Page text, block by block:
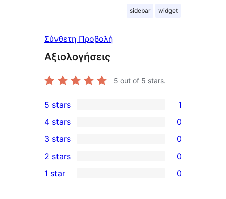
sidebar widget
Σύνθετη Προβολή
Αξιολογήσεις
5 out of 5 stars.
1
5-
star
review
5 stars 1
4-
star
reviews
4 stars 0
0
3-
star
3 stars 0
2-
2 stars 0
1 star 0